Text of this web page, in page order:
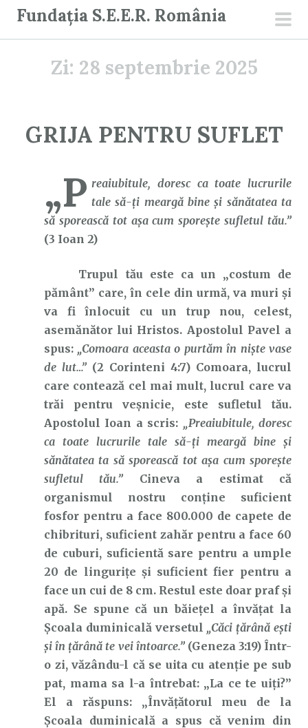
Fundația S.E.E.R. România
Zi: 28 septembrie 2025
GRIJA PENTRU SUFLET
„P reaiubitule, doresc ca toate lucrurile
tale să-ţi meargă bine şi sănătatea ta
să sporească tot aşa cum sporeşte sufletul tău.”
(3 Ioan 2)
Trupul tău este ca un „costum de
pământ” care, în cele din urmă, va muri și
va fi înlocuit cu un trup nou, celest,
asemănător lui Hristos. Apostolul Pavel a
spus: „Comoara aceasta o purtăm în nişte vase
de lut…” (2 Corinteni 4:7) Comoara, lucrul
care contează cel mai mult, lucrul care va
trăi pentru veșnicie, este sufletul tău.
Apostolul Ioan a scris: „Preaiubitule, doresc
ca toate lucrurile tale să-ţi meargă bine şi
sănătatea ta să sporească tot aşa cum sporeşte
sufletul tău.” Cineva a estimat că
organismul nostru conține suficient
fosfor pentru a face 800.000 de capete de
chibrituri, suficient zahăr pentru a face 60
de cuburi, suficientă sare pentru a umple
20 de lingurițe și suficient fier pentru a
face un cui de 8 cm. Restul este doar praf și
apă. Se spune că un băiețel a învățat la
Școala duminicală versetul „Căci țărână ești
și în țărână te vei întoarce.”(Geneza 3:19) Într-
o zi, văzându-l că se uita cu atenție pe sub
pat, mama sa l-a întrebat: „La ce te uiți?”
El a răspuns: „Învățătorul meu de la
Școala duminicală a spus că venim din